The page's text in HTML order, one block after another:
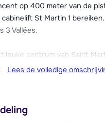
op 400 meter van de
cabinelift St Martin 1
3 Vallées.
leuke centrum van Saint
Er is een
comfortabele en
Lees de volledige